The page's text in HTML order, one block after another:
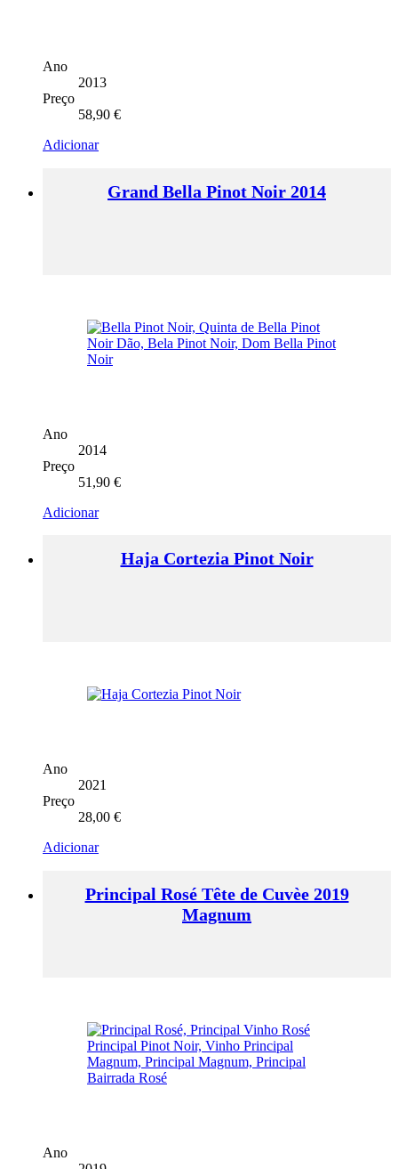
Ano
2013
Preço
58,90 €
Adicionar
Grand Bella Pinot Noir 2014
Ano
2014
Preço
51,90 €
Adicionar
Haja Cortezia Pinot Noir
Ano
2021
Preço
28,00 €
Adicionar
Principal Rosé Tête de Cuvèe 2019
Magnum
Ano